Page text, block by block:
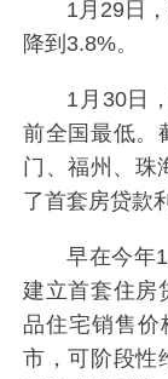
1月29日
降到3.8%。
1月30日
前全国最低。
门、福州、珠
了首套房贷款
早在今年
建立首套住房
品住宅销售
市，可阶段性